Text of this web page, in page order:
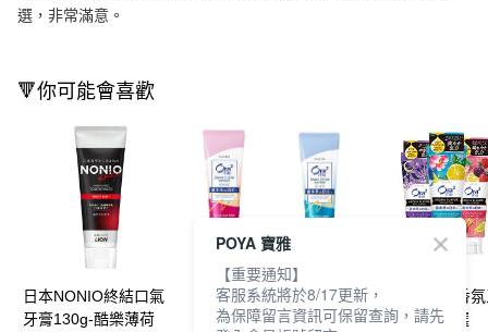
選，非常滿意。
🔻你可能會喜歡
日本NONIO終結口氣
牙膏130g-酷樂薄荷
Ora2me淨白無瑕牙膏
130g-多款任選
Ora2me亮白香
130g-多款任選
POYA 寶雅
【重要通知】
客服系統將於8/17更新，
為保障留言資訊可保留查詢，請先